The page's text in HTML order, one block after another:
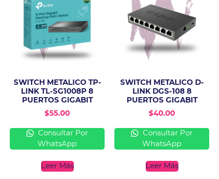
SWITCH METALICO TP-
LINK TL-SG1008P 8
PUERTOS GIGABIT
$55.00
Consultar Por
WhatsApp
Leer Más
SWITCH METALICO D-
LINK DGS-108 8
PUERTOS GIGABIT
$40.00
Consultar Por
WhatsApp
Leer Más